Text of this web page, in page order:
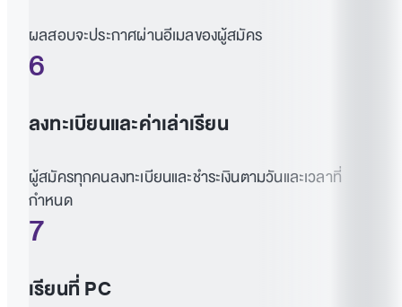
ผลสอบจะประกาศผ่านอีเมลของผู้สมัคร
6
ลงทะเบียนและค่าเล่าเรียน
ผู้สมัครทุกคนลงทะเบียนและชำระเงินตามวันและเวลาที่
กำหนด
7
เรียนที่ PC